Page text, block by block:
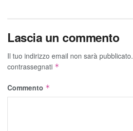
Lascia un commento
Il tuo indirizzo email non sarà pubblicato.
contrassegnati *
Commento *